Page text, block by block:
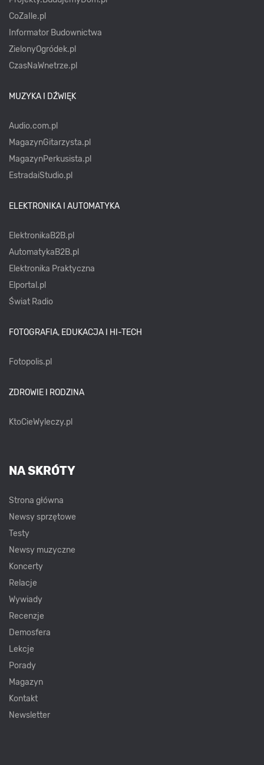
CoZaIle.pl
Informator Budownictwa
ZielonyOgródek.pl
CzasNaWnetrze.pl
MUZYKA I DŹWIĘK
Audio.com.pl
MagazynGitarzysta.pl
MagazynPerkusista.pl
EstradaiStudio.pl
ELEKTRONIKA I AUTOMATYKA
ElektronikaB2B.pl
AutomatykaB2B.pl
Elektronika Praktyczna
Elportal.pl
Świat Radio
FOTOGRAFIA, EDUKACJA I HI-TECH
Fotopolis.pl
ZDROWIE I RODZINA
KtoCieWyleczy.pl
NA SKRÓTY
Strona główna
Newsy sprzętowe
Testy
Newsy muzyczne
Koncerty
Relacje
Wywiady
Recenzje
Demosfera
Lekcje
Porady
Magazyn
Kontakt
Newsletter